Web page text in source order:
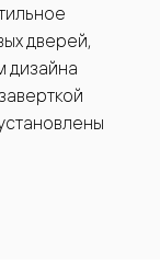
дверей,
дизайна